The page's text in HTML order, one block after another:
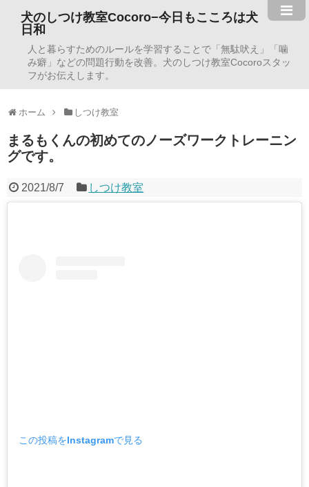
犬のしつけ教室Cocoro−今日もこころは犬
日和
人と暮らすためのルールを学習することで「無駄吠え」「噛
み癖」などの問題行動を改善。犬のしつけ教室Cocoroスタッ
フがお伝えします。
ホーム しつけ教室
まるもくんの初めてのノーズワークトレーニン
グです。
2021/8/7 しつけ教室
この投稿をInstagramで見る